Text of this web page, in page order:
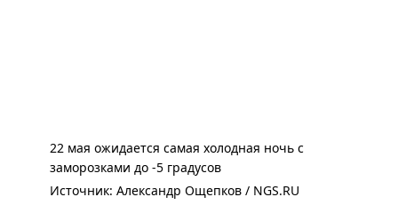
22 мая ожидается самая холодная ночь с
заморозками до -5 градусов
Источник: Александр Ощепков / NGS.RU